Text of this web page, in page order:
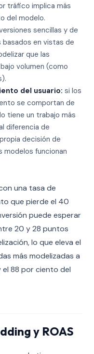
tráfico implica más
del modelo.
sencillas y de
en vistas de
que las
volumen (como
del usuario: si los
se comportan de
tiene un trabajo más
diferencia de
decisión de
modelos funcionan
una tasa de
que pierde el 40
puede esperar
20 y 28 puntos
lo que eleva el
más modelizadas a
88 por ciento del
y ROAS